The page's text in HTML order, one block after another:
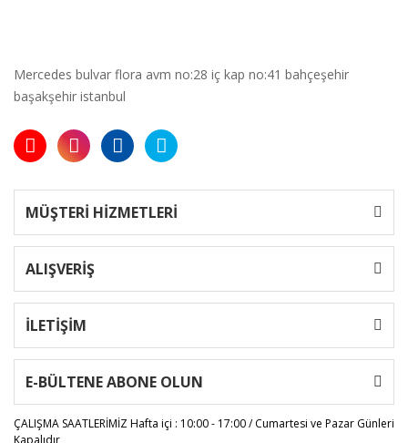
Mercedes bulvar flora avm no:28 iç kap no:41 bahçeşehir
başakşehir istanbul
MÜŞTERİ HİZMETLERİ
ALIŞVERİŞ
İLETİŞİM
E-BÜLTENE ABONE OLUN
ÇALIŞMA SAATLERİMİZHafta içi : 10:00 - 17:00 / Cumartesi ve Pazar Günleri
Kapalıdır